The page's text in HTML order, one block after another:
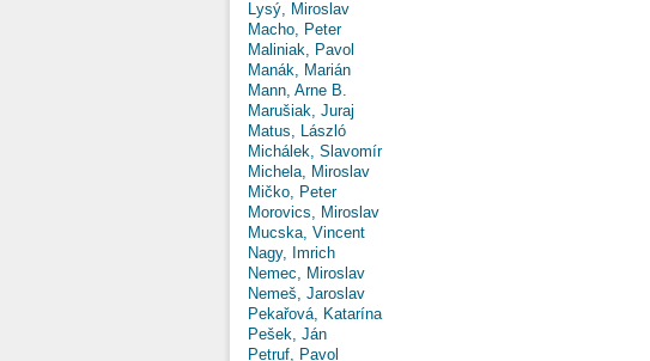
Lysý, Miroslav
Macho, Peter
Maliniak, Pavol
Manák, Marián
Mann, Arne B.
Marušiak, Juraj
Matus, László
Michálek, Slavomír
Michela, Miroslav
Mičko, Peter
Morovics, Miroslav
Mucska, Vincent
Nagy, Imrich
Nemec, Miroslav
Nemeš, Jaroslav
Pekařová, Katarína
Pešek, Ján
Petruf, Pavol